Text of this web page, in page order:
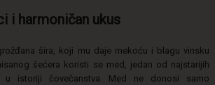
i harmoničan ukus
šira, koji mu daje mekoću i blagu vinsku
šećera koristi se med, jedan od najstarijih
u istoriji čovečanstva. Med ne donosi samo